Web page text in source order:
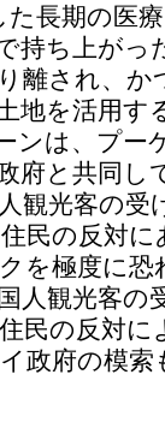
長期の医
持ち上がっ
離され、
地を活用す
ンは、プー
府と共同し
観光客の受
民の反対
を極度に恐
人観光客の
民の反対
政府の模